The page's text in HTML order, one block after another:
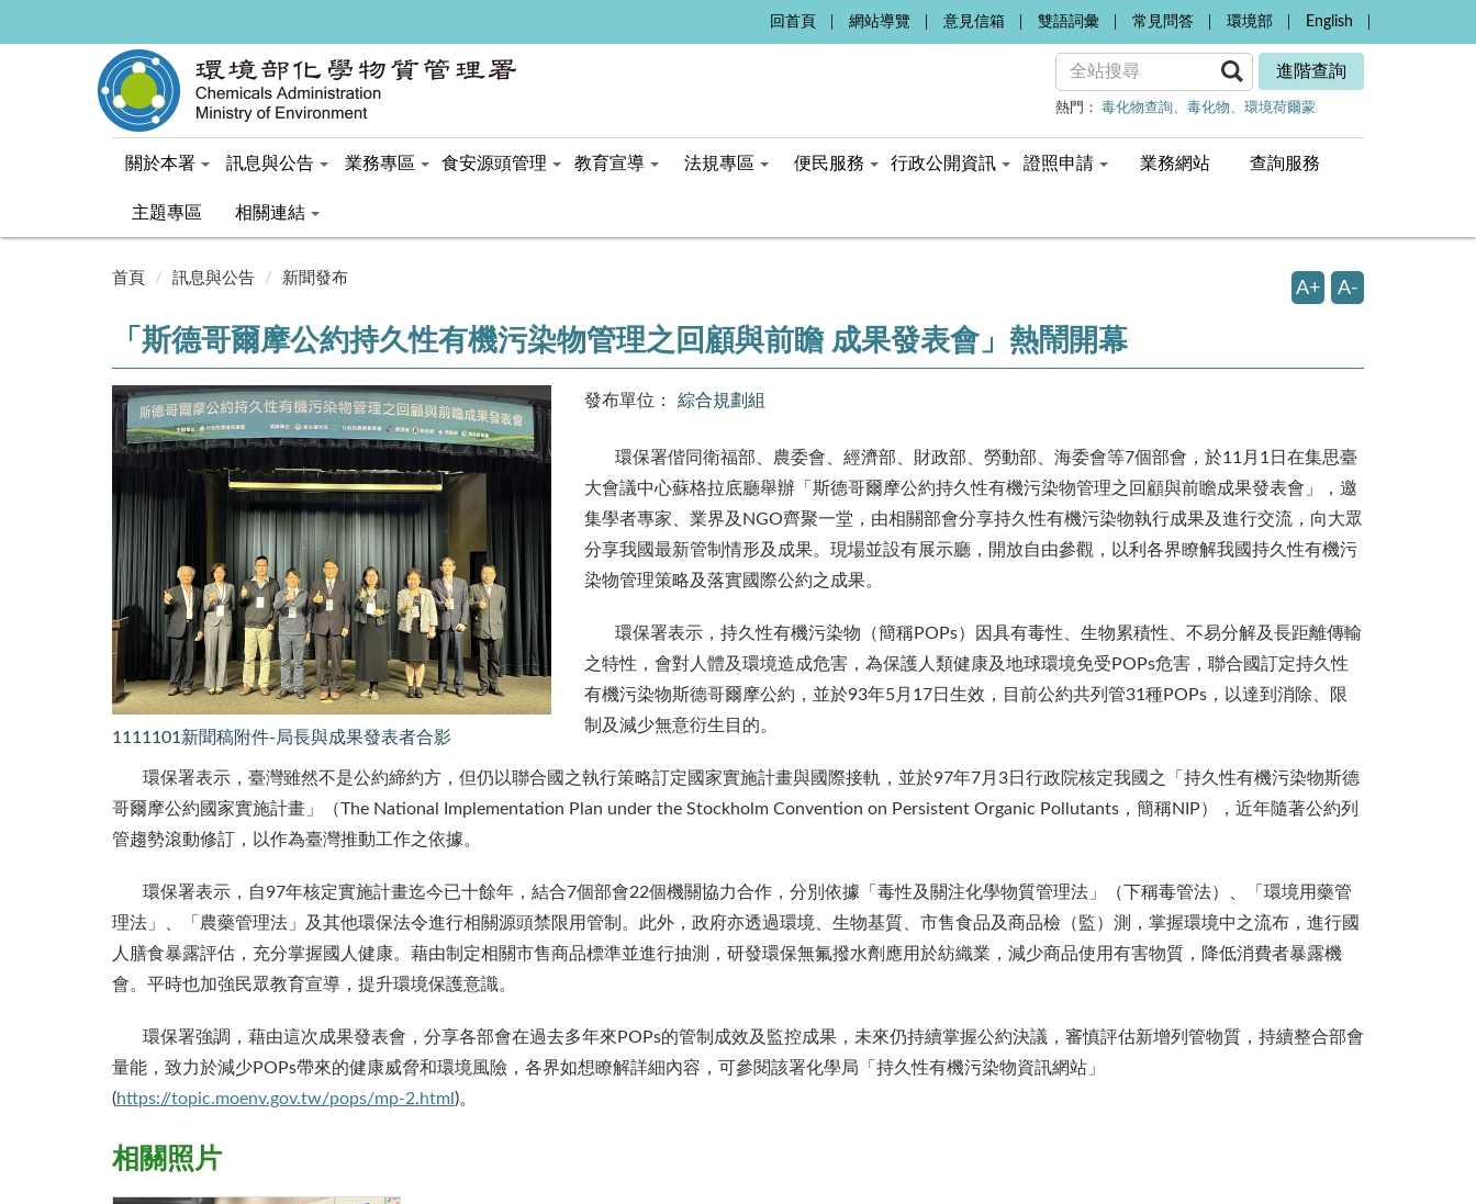
回首頁 網站導覽 意見信箱 雙語詞彙 常見問答 環境部 English
進階查詢
熱門： 毒化物查詢 毒化物 環境荷爾蒙
關於本署 訊息與公告 業務專區 食安源頭管理 教育宣導 法規專區 便民服務 行政公開資訊 證照申請 業務網站 查詢服務
主題專區 相關連結
首頁 訊息與公告 新聞發布
A+ A-
「斯德哥爾摩公約持久性有機污染物管理之回顧與前瞻 成果發表會」熱鬧開幕
發布單位： 綜合規劃組
1111101新聞稿附件-局長與成果發表者合影
環保署偕同衛福部、農委會、經濟部、財政部、勞動部、海委會等7個部會，於11月1日在集思臺
大會議中心蘇格拉底廳舉辦「斯德哥爾摩公約持久性有機污染物管理之回顧與前瞻成果發表會」，邀
集學者專家、業界及NGO齊聚一堂，由相關部會分享持久性有機污染物執行成果及進行交流，向大眾
分享我國最新管制情形及成果。現場並設有展示廳，開放自由參觀，以利各界瞭解我國持久性有機污
染物管理策略及落實國際公約之成果。
環保署表示，持久性有機污染物（簡稱POPs）因具有毒性、生物累積性、不易分解及長距離傳輸
之特性，會對人體及環境造成危害，為保護人類健康及地球環境免受POPs危害，聯合國訂定持久性
有機污染物斯德哥爾摩公約，並於93年5月17日生效，目前公約共列管31種POPs，以達到消除、限
制及減少無意衍生目的。
環保署表示，臺灣雖然不是公約締約方，但仍以聯合國之執行策略訂定國家實施計畫與國際接軌，並於97年7月3日行政院核定我國之「持久性有機污染物斯德
哥爾摩公約國家實施計畫」（The National Implementation Plan under the Stockholm Convention on Persistent Organic Pollutants，簡稱NIP），近年隨著公約列
管趨勢滾動修訂，以作為臺灣推動工作之依據。
環保署表示，自97年核定實施計畫迄今已十餘年，結合7個部會22個機關協力合作，分別依據「毒性及關注化學物質管理法」（下稱毒管法）、「環境用藥管
理法」、「農藥管理法」及其他環保法令進行相關源頭禁限用管制。此外，政府亦透過環境、生物基質、市售食品及商品檢（監）測，掌握環境中之流布，進行國
人膳食暴露評估，充分掌握國人健康。藉由制定相關市售商品標準並進行抽測，研發環保無氟撥水劑應用於紡織業，減少商品使用有害物質，降低消費者暴露機
會。平時也加強民眾教育宣導，提升環境保護意識。
環保署強調，藉由這次成果發表會，分享各部會在過去多年來POPs的管制成效及監控成果，未來仍持續掌握公約決議，審慎評估新增列管物質，持續整合部會
量能，致力於減少POPs帶來的健康威脅和環境風險，各界如想瞭解詳細內容，可參閱該署化學局「持久性有機污染物資訊網站」
(https://topic.moenv.gov.tw/pops/mp-2.html )。
相關照片